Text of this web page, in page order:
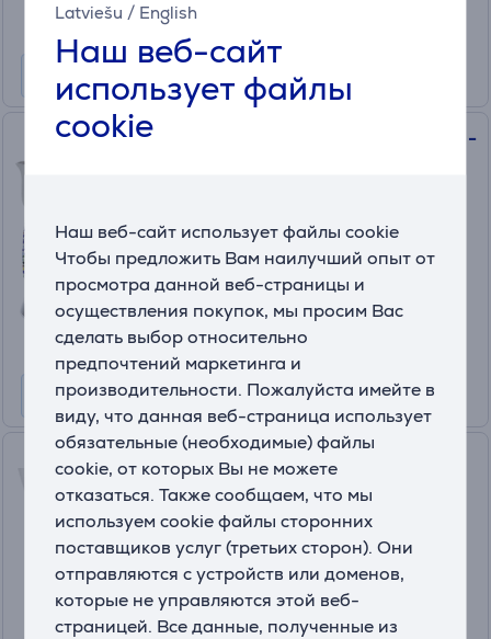
Latviešu / English
Наш веб-сайт
использует файлы
cookie
Наш веб-сайт использует файлы cookie
Чтобы предложить Вам наилучший опыт от
просмотра данной веб-страницы и
осуществления покупок, мы просим Вас
сделать выбор относительно
предпочтений маркетинга и
производительности. Пожалуйста имейте в
виду, что данная веб-страница использует
обязательные (необходимые) файлы
cookie, от которых Вы не можете
отказаться. Также сообщаем, что мы
используем cookie файлы сторонних
поставщиков услуг (третьих сторон). Они
отправляются с устройств или доменов,
которые не управляются этой веб-
страницей. Все данные, полученные из
Concept, 1,5 л, многоцветный -
На складе
Цена:
45 .99 €
Philips, 1,7 л, белый - Чайник
HD9318/00
На складе
Цена:
32.99 €